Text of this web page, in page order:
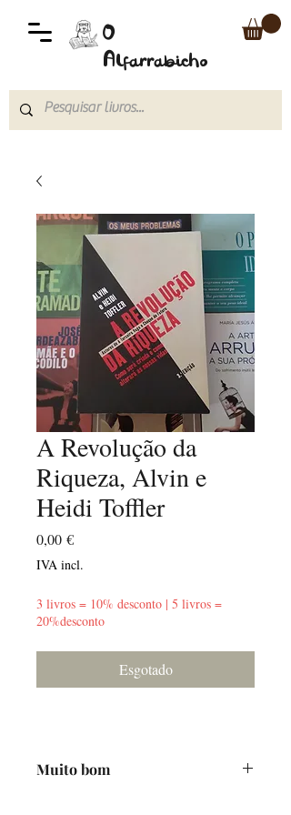
O
Alfarrabicho
A Revolução da
Riqueza, Alvin e
Heidi Toffler
0,00 €Preço
IVA incl.
3 livros = 10% desconto | 5 livros =
20%desconto
Esgotado
Muito bom